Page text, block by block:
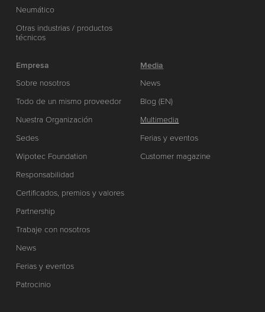
Neumático
Otras industrias / productos
técnicos
Empresa
Sobre nosotros
Todo de un mismo proveedor
Nuestra Organización
Sedes
Wipotec Foundation
Responsabilidad
Certificados, premios y valores
Partnership
Trabaje con nosotros
News
Ferias y eventos
Patrocinio
Media
News
Blog (EN)
Multimedia
Ferias y eventos
Customer magazine